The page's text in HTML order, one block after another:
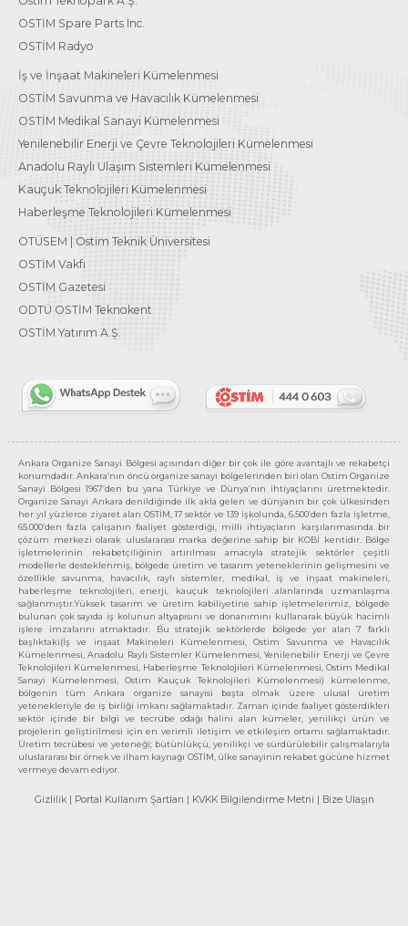
OSTİM Spare Parts Inc.
OSTİM Radyo
İş ve İnşaat Makineleri Kümelenmesi
OSTİM Savunma ve Havacılık Kümelenmesi
OSTİM Medikal Sanayi Kümelenmesi
Yenilenebilir Enerji ve Çevre Teknolojileri Kümelenmesi
Anadolu Raylı Ulaşım Sistemleri Kümelenmesi
Kauçuk Teknolojileri Kümelenmesi
Haberleşme Teknolojileri Kümelenmesi
OTÜSEM | Ostim Teknik Üniversitesi
OSTİM Vakfı
OSTİM Gazetesi
ODTÜ OSTİM Teknokent
OSTİM Yatırım A.Ş.
Ankara Organize Sanayi Bölgesi açısından diğer bir çok ile göre avantajlı ve rekabetçi
konumdadır. Ankara’nın öncü organize sanayi bölgelerinden biri olan Ostim Organize
Sanayi Bölgesi 1967’den bu yana Türkiye ve Dünya’nın ihtiyaçlarını üretmektedir.
Organize Sanayi Ankara denildiğinde ilk akla gelen ve dünyanın bir çok ülkesinden
her yıl yüzlerce ziyaret alan OSTİM, 17 sektör ve 139 işkolunda, 6.500’den fazla işletme,
65.000’den fazla çalışanın faaliyet gösterdiği, milli ihtiyaçların karşılanmasında bir
çözüm merkezi olarak uluslararası marka değerine sahip bir KOBİ kentidir. Bölge
işletmelerinin rekabetçiliğinin artırılması amacıyla stratejik sektörler çeşitli
modellerle desteklenmiş, bölgede üretim ve tasarım yeteneklerinin gelişmesini ve
özellikle savunma, havacılık, raylı sistemler, medikal, iş ve inşaat makineleri,
haberleşme teknolojileri, enerji, kauçuk teknolojileri alanlarında uzmanlaşma
sağlanmıştır.Yüksek tasarım ve üretim kabiliyetine sahip işletmelerimiz, bölgede
bulunan çok sayıda iş kolunun altyapısını ve donanımını kullanarak büyük hacimli
işlere imzalarını atmaktadır. Bu stratejik sektörlerde bölgede yer alan 7 farklı
başlıktaki(İş ve inşaat Makineleri Kümelenmesi, Ostim Savunma ve Havacılık
Kümelenmesi, Anadolu Raylı Sistemler Kümelenmesi, Yenilenebilir Enerji ve Çevre
Teknolojileri Kümelenmesi, Haberleşme Teknolojileri Kümelenmesi, Ostim Medikal
Sanayi Kümelenmesi, Ostim Kauçuk Teknolojileri Kümelenmesi) kümelenme,
bölgenin tüm Ankara organize sanayisi başta olmak üzere ulusal üretim
yetenekleriyle de iş birliği imkanı sağlamaktadır. Zaman içinde faaliyet gösterdikleri
sektör içinde bir bilgi ve tecrübe odağı halini alan kümeler, yenilikçi ürün ve
projelerin geliştirilmesi için en verimli iletişim ve etkileşim ortamı sağlamaktadır.
Üretim tecrübesi ve yeteneği; bütünlükçü, yenilikçi ve sürdürülebilir çalışmalarıyla
uluslararası bir örnek ve ilham kaynağı OSTİM, ülke sanayinin rekabet gücüne hizmet
vermeye devam ediyor.
Gizlilik | Portal Kullanım Şartları | KVKK Bilgilendirme Metni | Bize Ulaşın